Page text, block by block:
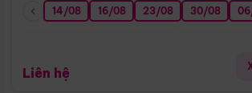
14/08 16/08 23/08 30/08
Liên hệ